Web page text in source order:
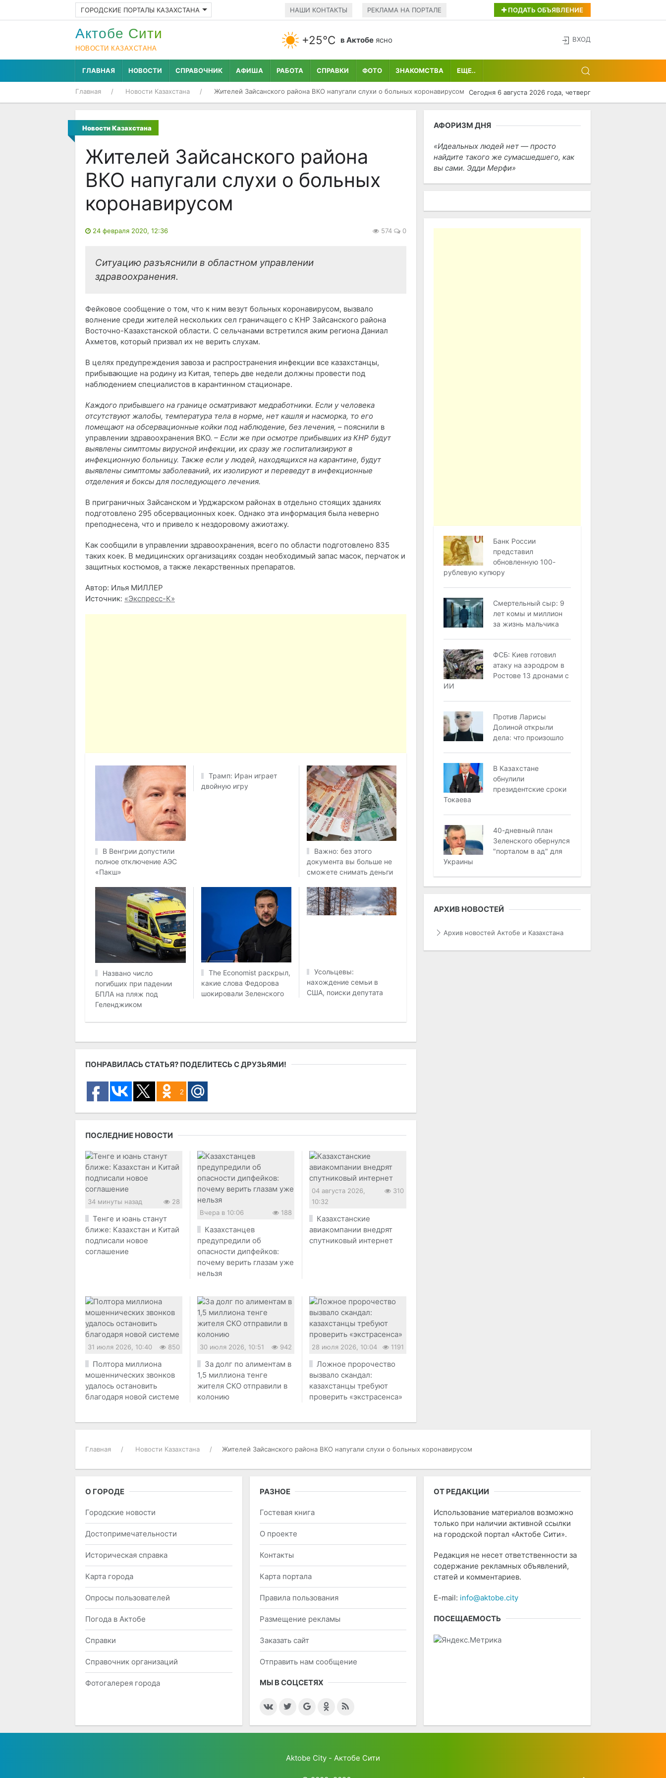
ГОРОДСКИЕ ПОРТАЛЫ КАЗАХСТАНА НАШИ КОНТАКТЫ РЕКЛАМА НА ПОРТАЛЕ ПОДАТЬ ОБЪЯВЛЕНИЕ
Актобе Cити
НОВОСТИ КАЗАХСТАНА
+25°С в Актобе ясно ВХОД
ГЛАВНАЯ НОВОСТИ СПРАВОЧНИК АФИША РАБОТА СПРАВКИ ФОТО ЗНАКОМСТВА ЕЩЕ..
Главная Новости Казахстана Жителей Зайсанского района ВКО напугали слухи о больных коронавирусом Сегодня 6 августа 2026 года, четверг
Новости Казахстана
Жителей Зайсанского района
ВКО напугали слухи о больных
коронавирусом
24 февраля 2020, 12:36 574 0
Ситуацию разъяснили в областном управлении
здравоохранения.
Фейковое сообщение о том, что к ним везут больных коронавирусом, вызвало
волнение среди жителей нескольких сел граничащего с КНР Зайсанского района
Восточно-Казахстанской области. С сельчанами встретился аким региона Даниал
Ахметов, который призвал их не верить слухам.
В целях предупреждения завоза и распространения инфекции все казахстанцы,
прибывающие на родину из Китая, теперь две недели должны провести под
наблюдением специалистов в карантинном стационаре.
Каждого прибывшего на границе осматривают медработники. Если у человека
отсутствуют жалобы, температура тела в норме, нет кашля и насморка, то его
помещают на обсервационные койки под наблюдение, без лечения, – пояснили в
управлении здравоохранения ВКО. – Если же при осмотре прибывших из КНР будут
выявлены симптомы вирусной инфекции, их сразу же госпитализируют в
инфекционную больницу. Также если у людей, находящихся на карантине, будут
выявлены симптомы заболеваний, их изолируют и переведут в инфекционные
отделения и боксы для последующего лечения.
В приграничных Зайсанском и Урджарском районах в отдельно стоящих зданиях
подготовлено 295 обсервационных коек. Однако эта информация была неверно
преподнесена, что и привело к нездоровому ажиотажу.
Как сообщили в управлении здравоохранения, всего по области подготовлено 835
таких коек. В медицинских организациях создан необходимый запас масок, перчаток и
защитных костюмов, а также лекарственных препаратов.
Автор: Илья МИЛЛЕР
Источник: «Экспресс-К»
В Венгрии допустили
полное отключение АЭС
«Пакш»
Трамп: Иран играет
двойную игру
Важно: без этого
документа вы больше не
сможете снимать деньги
Названо число
погибших при падении
БПЛА на пляж под
Геленджиком
The Economist раскрыл,
какие слова Федорова
шокировали Зеленского
Усольцевы:
нахождение семьи в
США, поиски депутата
ПОНРАВИЛАСЬ СТАТЬЯ? ПОДЕЛИТЕСЬ С ДРУЗЬЯМИ!
2
ПОСЛЕДНИЕ НОВОСТИ
34 минуты назад 28
Тенге и юань станут
ближе: Казахстан и Китай
подписали новое
соглашение
Вчера в 10:06 188
Казахстанцев
предупредили об
опасности дипфейков:
почему верить глазам уже
нельзя
04 августа 2026,
10:32
310
Казахстанские
авиакомпании внедрят
спутниковый интернет
31 июля 2026, 10:40 850
Полтора миллиона
мошеннических звонков
удалось остановить
благодаря новой системе
30 июля 2026, 10:51 942
За долг по алиментам в
1,5 миллиона тенге
жителя СКО отправили в
колонию
28 июля 2026, 10:04 1191
Ложное пророчество
вызвало скандал:
казахстанцы требуют
проверить «экстрасенса»
АФОРИЗМ ДНЯ
Идеальных людей нет — просто
найдите такого же сумасшедшего, как
вы сами. Эдди Мерфи
Банк России
представил
обновленную 100-
рублевую купюру
Смертельный сыр: 9
лет комы и миллион
за жизнь мальчика
ФСБ: Киев готовил
атаку на аэродром в
Ростове 13 дронами с
ИИ
Против Ларисы
Долиной открыли
дела: что произошло
В Казахстане
обнулили
президентские сроки
Токаева
40-дневный план
Зеленского обернулся
"порталом в ад" для
Украины
АРХИВ НОВОСТЕЙ
Архив новостей Актобе и Казахстана
Главная Новости Казахстана Жителей Зайсанского района ВКО напугали слухи о больных коронавирусом
О ГОРОДЕ
Городские новости
Достопримечательности
Историческая справка
Карта города
Опросы пользователей
Погода в Актобе
Справки
Справочник организаций
Фотогалерея города
РАЗНОЕ
Гостевая книга
О проекте
Контакты
Карта портала
Правила пользования
Размещение рекламы
Заказать сайт
Отправить нам сообщение
МЫ В СОЦСЕТЯХ
ОТ РЕДАКЦИИ
Использование материалов возможно
только при наличии активной ссылки
на городской портал «Актобе Сити».
Редакция не несет ответственности за
содержание рекламных объявлений,
статей и комментариев.
E-mail: info@aktobe.city
ПОСЕЩАЕМОСТЬ
Aktobe City - Актобе Сити